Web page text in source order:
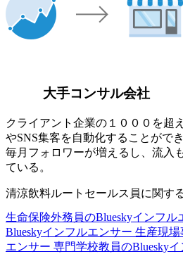
大手コンサル会社
クライアント企業の１０００を超
やSNS集客を自動化することがで
毎月フォロワーが増えるし、流入
ている。
清涼飲料ルートセールス員に関す
生命保険外務員のBlueskyインフル
Blueskyインフルエンサー 生産現場
エンサー 専門学校教員のBluesky